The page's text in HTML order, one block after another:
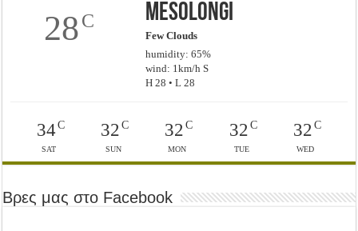
28C Mesolongi
Few Clouds
humidity: 65%
wind: 1km/h S
H 28 • L 28
34C
SAT
32C
SUN
32 C
MON
32C
TUE
32C
WED
Βρες μας στο Facebook